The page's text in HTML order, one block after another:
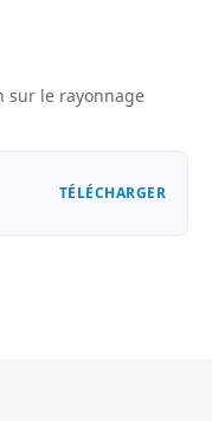
sur le rayonnage
TÉLÉCHARGER